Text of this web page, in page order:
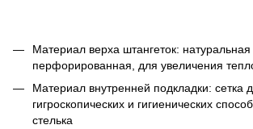
Материал верха штангеток: натуральная
перфорированная, для увеличения
Материал внутренней подкладки: сетка
гигроскопических и гигиенических
стелька